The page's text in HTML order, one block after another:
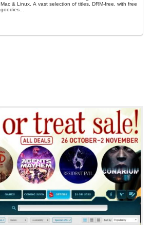
Mac & Linux. A vast selection of titles, DRM-free, with free
goodies...